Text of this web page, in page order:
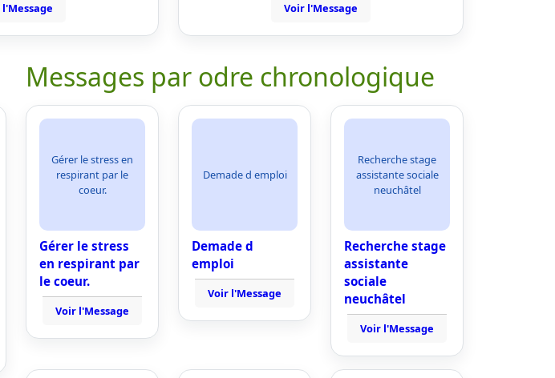
Voir l'Message
Messages par odre chronologique
Gérer le stress en
respirant par le
coeur.
Gérer le stress
en respirant par
le coeur.
Voir l'Message
Demade d emploi
Demade d
emploi
Voir l'Message
Recherche stage
assistante sociale
neuchâtel
Recherche stage
assistante
sociale
neuchâtel
Voir l'Message